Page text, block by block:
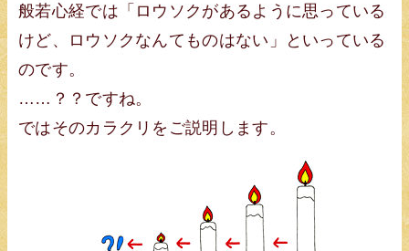
般若心経では「ロウソクがあるように思っている
けど、ロウソクなんてものはない」といっている
のです。
……？？ですね。
ではそのカラクリをご説明します。